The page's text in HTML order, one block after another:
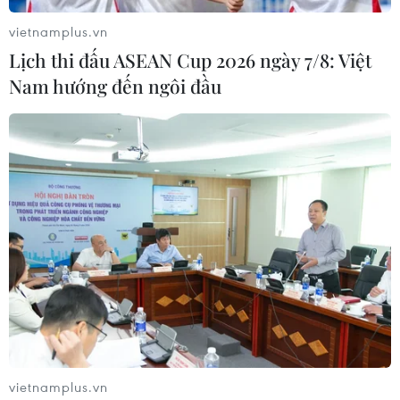
Việt Nam tiếp tục lọt top 25
điểm đến lý tưởng cho du
lịch một mình
01/08/2026 09:55
Ngắm nhìn vẻ đẹp Đầm
Chuồn khi bình minh ló
rạng ở thành phố Huế
Việt Nam lọt top điểm đến
lý tưởng nhất cho du lịch
Thành phố Huế hoàn thiện
vietnamplus.vn
Lịch thi đấu ASEAN Cup 2026 ngày 7/8: Việt
Nam hướng đến ngôi đầu
vietnamplus.vn